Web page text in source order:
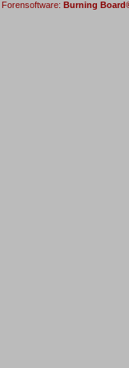
Forensoftware: Burning